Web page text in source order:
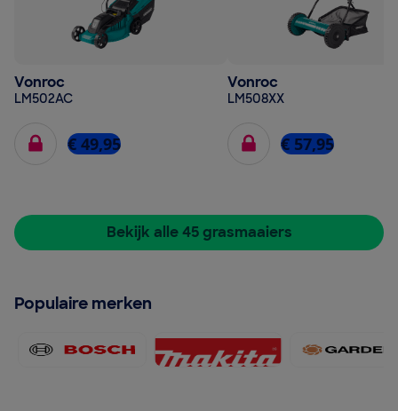
Vonroc
LM502AC
€ 49,95
Vonroc
LM508XX
€ 57,95
Bekijk alle 45 grasmaaiers
Populaire merken
Bosch 120x60 Makita 120x60